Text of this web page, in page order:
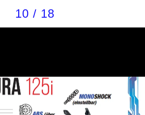
10 / 18